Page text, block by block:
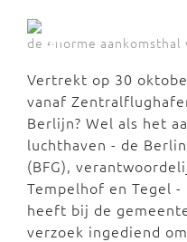
de enorme
Vertrekt op 30
vanaf
Berlijn? Wel als het
luchthaven - de
(BFG),
Tempelhof en Tegel
heeft bij de
verzoek ingediend